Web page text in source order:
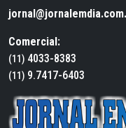
Comercial:
(11) 4033-8383
(11) 9.7417-6403